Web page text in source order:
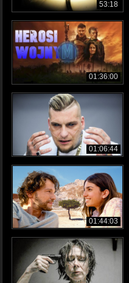
53:18
01:36:00
01:06:44
01:44:03